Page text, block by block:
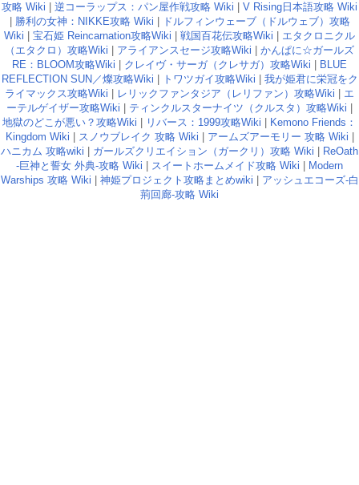
攻略 Wiki
逆コーラップス：パン屋作戦攻略 Wiki
V Rising日本語攻略 Wiki
勝利の女神：NIKKE攻略 Wiki
ドルフィンウェーブ（ドルウェブ）攻略
Wiki
宝石姫 Reincarnation攻略Wiki 戦国百花伝攻略Wiki
エタクロニクル
（エタクロ）攻略Wiki
アライアンスセージ攻略Wiki
かんぱに☆ガールズ
RE：BLOOM攻略Wiki
クレイヴ・サーガ（クレサガ）攻略Wiki
BLUE
REFLECTION SUN／燦攻略Wiki
トワツガイ攻略Wiki
我が姫君に栄冠をク
ライマックス攻略Wiki
レリックファンタジア（レリファン）攻略Wiki
エ
ーテルゲイザー攻略Wiki
ティンクルスターナイツ（クルスタ）攻略Wiki
地獄のどこが悪い？攻略Wiki
リバース：1999攻略Wiki
Kemono Friends：
Kingdom Wiki
スノウブレイク 攻略 Wiki アームズアーモリー 攻略 Wiki
ハニカム 攻略wiki
ガールズクリエイション（ガークリ）攻略 Wiki
ReOath
-巨神と誓女 外典-攻略 Wiki
スイートホームメイド攻略 Wiki
Modern
Warships 攻略 Wiki
神姫プロジェクト攻略まとめwiki
アッシュエコーズ-白
荊回廊-攻略 Wiki